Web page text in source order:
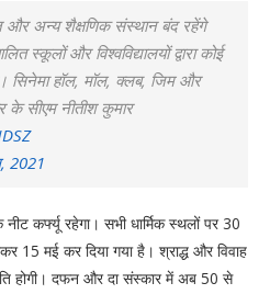
अन्य शैक्षणिक संस्थान बंद रहेंगे
स्कूलों और विश्वविद्यालयों द्वारा कोई
सिनेमा हॉल, मॉल, क्लब, जिम और
के सीएम नीतीश कुमार
2021
कर्फ्यू रहेगा। सभी धार्मिक स्थलों पर 30
15 मई कर दिया गया है। श्राद्ध और विवाह
होगी। दफन और दा संस्कार में अब 50 से